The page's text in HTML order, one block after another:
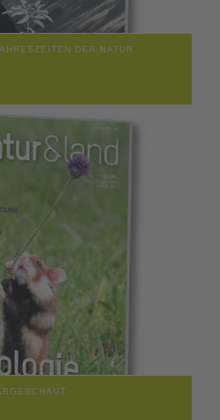
DER NATUR